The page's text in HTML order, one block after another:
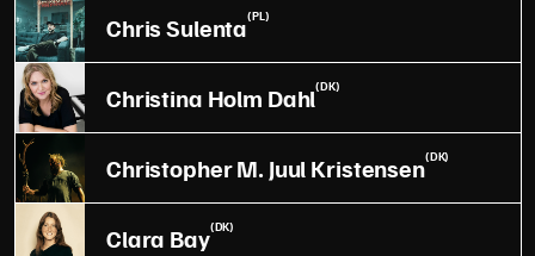
Chris Sulenta(PL)
Christina Holm Dahl(DK)
Christopher M. Juul Kristensen(DK)
Clara Bay(DK)